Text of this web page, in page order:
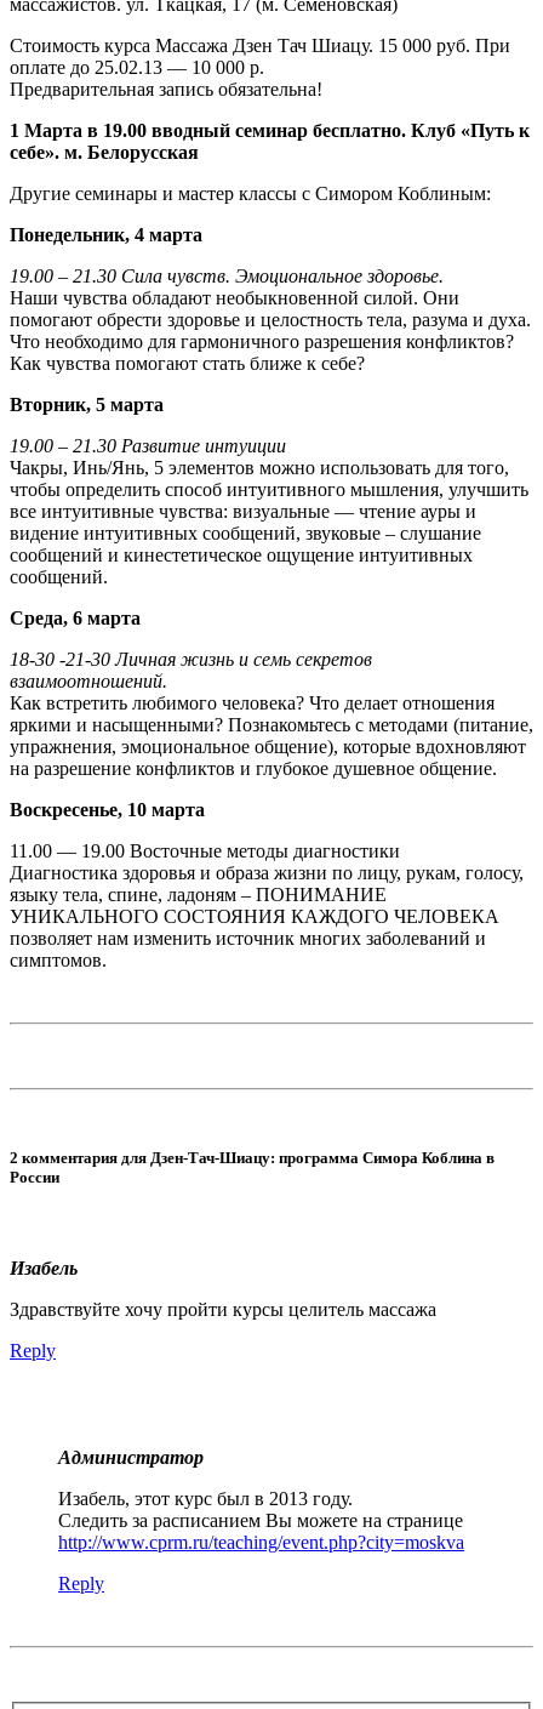
Стоимость курса Массажа Дзен Тач Шиацу. 15 000 руб. При
оплате до 25.02.13 — 10 000 р.
Предварительная запись обязательна!
1 Марта в 19.00 вводный семинар бесплатно. Клуб «Путь к
себе». м. Белорусская
Другие семинары и мастер классы с Симором Коблиным:
Понедельник, 4 марта
19.00 – 21.30 Сила чувств. Эмоциональное здоровье.
Наши чувства обладают необыкновенной силой. Они
помогают обрести здоровье и целостность тела, разума и духа.
Что необходимо для гармоничного разрешения конфликтов?
Как чувства помогают стать ближе к себе?
Вторник, 5 марта
19.00 – 21.30 Развитие интуиции
Чакры, Инь/Янь, 5 элементов можно использовать для того,
чтобы определить способ интуитивного мышления, улучшить
все интуитивные чувства: визуальные — чтение ауры и
видение интуитивных сообщений, звуковые – слушание
сообщений и кинестетическое ощущение интуитивных
сообщений.
Среда, 6 марта
18-30 -21-30 Личная жизнь и семь секретов
взаимоотношений.
Как встретить любимого человека? Что делает отношения
яркими и насыщенными? Познакомьтесь с методами (питание,
упражнения, эмоциональное общение), которые вдохновляют
на разрешение конфликтов и глубокое душевное общение.
Воскресенье, 10 марта
11.00 — 19.00 Восточные методы диагностики
Диагностика здоровья и образа жизни по лицу, рукам, голосу,
языку тела, спине, ладоням – ПОНИМАНИЕ
УНИКАЛЬНОГО СОСТОЯНИЯ КАЖДОГО ЧЕЛОВЕКА
позволяет нам изменить источник многих заболеваний и
симптомов.
2 комментария для Дзен-Тач-Шиацу: программа Симора Коблина в
России
Изабель
Здравствуйте хочу пройти курсы целитель массажа
Reply
Администратор
Изабель, этот курс был в 2013 году.
Следить за расписанием Вы можете на странице
http://www.cprm.ru/teaching/event.php?city=moskva
Reply